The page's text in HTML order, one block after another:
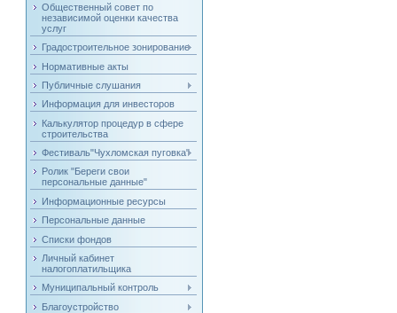
Общественный совет по
независимой оценки качества
услуг
Градостроительное зонирование
Нормативные акты
Публичные слушания
Информация для инвесторов
Калькулятор процедур в сфере
строительства
Фестиваль"Чухломская пуговка"
Ролик "Береги свои
персональные данные"
Информационные ресурсы
Персональные данные
Списки фондов
Личный кабинет
налогоплатильщика
Муниципальный контроль
Благоустройство